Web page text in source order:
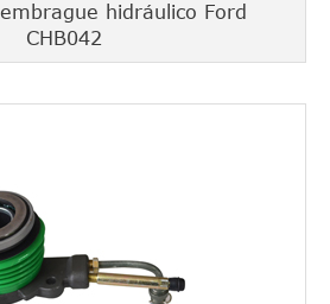
hidráulico Ford
CHB042